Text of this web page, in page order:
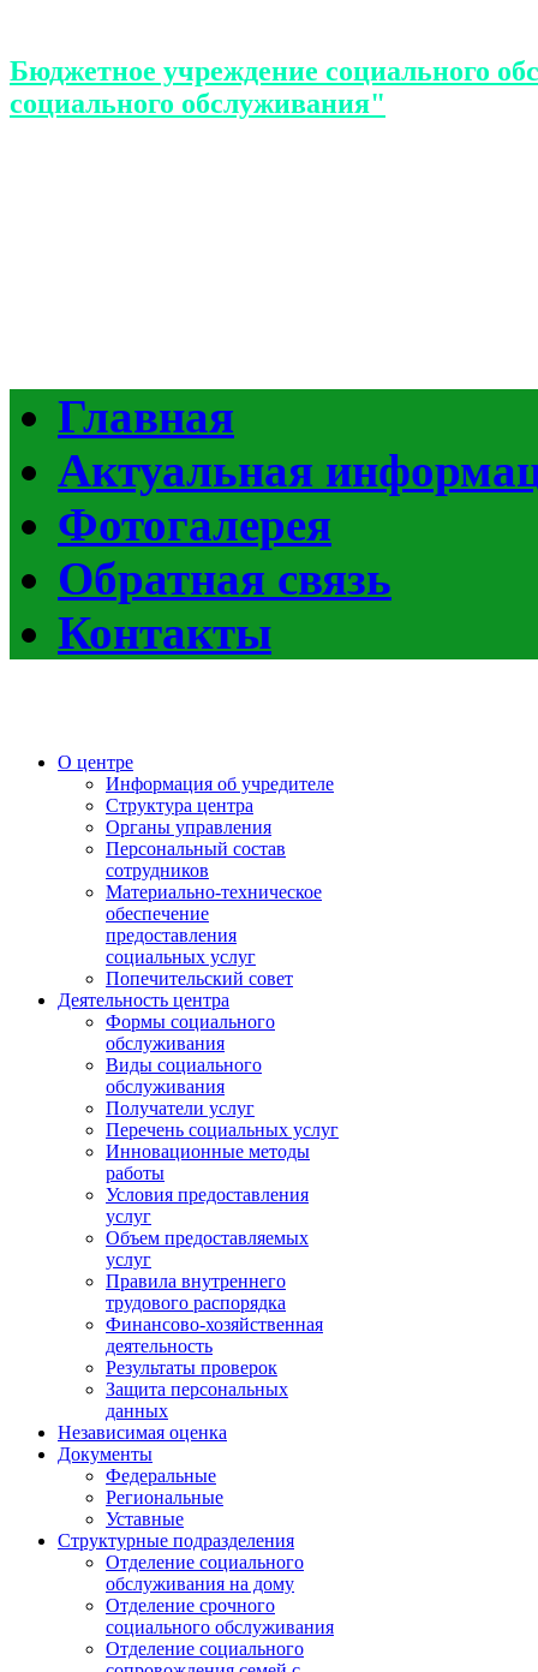
Бюджетное учреждение социального
социального обслуживания"
Главная
Актуальная
Фотогалерея
Обратная связь
Контакты
О центре
Информация об учредителе
Структура центра
Органы управления
Персональный состав
сотрудников
Материально-техническое
обеспечение
предоставления
социальных услуг
Попечительский совет
Деятельность центра
Формы социального
обслуживания
Виды социального
обслуживания
Получатели услуг
Перечень социальных услуг
Инновационные методы
работы
Условия предоставления
услуг
Объем предоставляемых
услуг
Правила внутреннего
трудового распорядка
Финансово-хозяйственная
деятельность
Результаты проверок
Защита персональных
данных
Независимая оценка
Документы
Федеральные
Региональные
Уставные
Структурные подразделения
Отделение социального
обслуживания на дому
Отделение срочного
социального обслуживания
Отделение социального